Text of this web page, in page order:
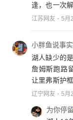
逢，也一次
江苏网友 5月
小胖鱼说事实
湖人缺少的
詹姆斯跑路
让里弗斯护
辽宁网友 5月
为你停留